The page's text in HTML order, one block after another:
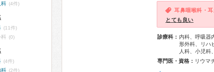
耳鼻咽喉科・
とても良い
診療科： 内科、呼吸器
形外科、リハ
人科、小児科
専門医・資格：
科 (4件)
(11件)
(0)
(4件)
科 (2件)